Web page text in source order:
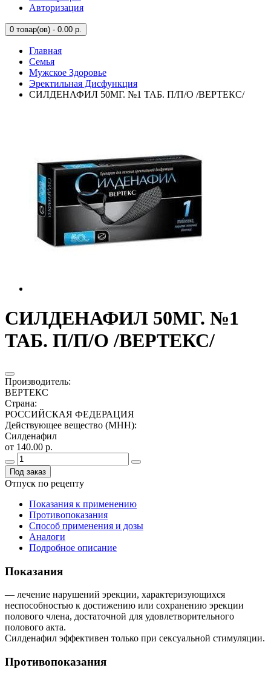
Авторизация
0 товар(ов) - 0.00 р.
Главная
Семья
Мужское Здоровье
Эректильная Дисфункция
СИЛДЕНАФИЛ 50МГ. №1 ТАБ. П/П/О /ВЕРТЕКС/
СИЛДЕНАФИЛ 50МГ. №1
ТАБ. П/П/О /ВЕРТЕКС/
Производитель:
ВЕРТЕКС
Страна:
РОССИЙСКАЯ ФЕДЕРАЦИЯ
Действующее вещество (МНН):
Силденафил
от 140.00 р.
Под заказ
Отпуск по рецепту
Показания к применению
Противопоказания
Способ применения и дозы
Аналоги
Подробное описание
Показания
— лечение нарушений эрекции, характеризующихся
неспособностью к достижению или сохранению эрекции
полового члена, достаточной для удовлетворительного
полового акта.
Силденафил эффективен только при сексуальной стимуляции.
Противопоказания